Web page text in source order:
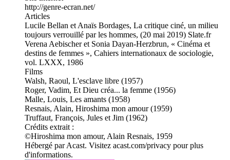
http://genre-ecran.net/
Articles
Lucile Bellan et Anaïs Bordages, La critique ciné, un milieu
toujours verrouillé par les hommes, (20 mai 2019) Slate.fr
Verena Aebischer et Sonia Dayan-Herzbrun, « Cinéma et
destins de femmes », Cahiers internationaux de sociologie,
vol. LXXX, 1986
Films
Walsh, Raoul, L'esclave libre (1957)
Roger, Vadim, Et Dieu créa... la femme (1956)
Malle, Louis, Les amants (1958)
Resnais, Alain, Hiroshima mon amour (1959)
Truffaut, François, Jules et Jim (1962)
Crédits extrait :
©Hiroshima mon amour, Alain Resnais, 1959
Hébergé par Acast. Visitez acast.com/privacy pour plus
d'informations.